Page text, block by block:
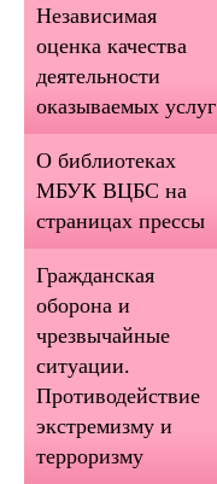
Независимая
оценка качества
деятельности
оказываемых услуг
О библиотеках
МБУК ВЦБС на
страницах прессы
Гражданская
оборона и
чрезвычайные
ситуации.
Противодействие
экстремизму и
терроризму